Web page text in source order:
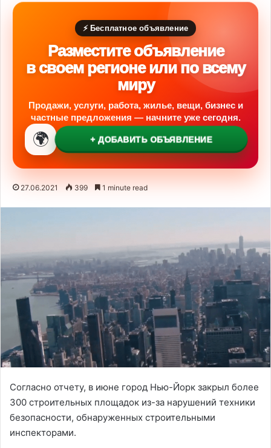
⚡ Бесплатное объявление
Разместите объявление
в своем регионе или по всему
миру
Продажи, услуги, работа, жилье, вещи, бизнес и
частные предложения — начните уже сегодня.
🌍 + ДОБАВИТЬ ОБЪЯВЛЕНИЕ
27.06.2021 399 1 minute read
Согласно отчету, в июне город Нью-Йорк закрыл более
300 строительных площадок из-за нарушений техники
безопасности, обнаруженных строительными
инспекторами.